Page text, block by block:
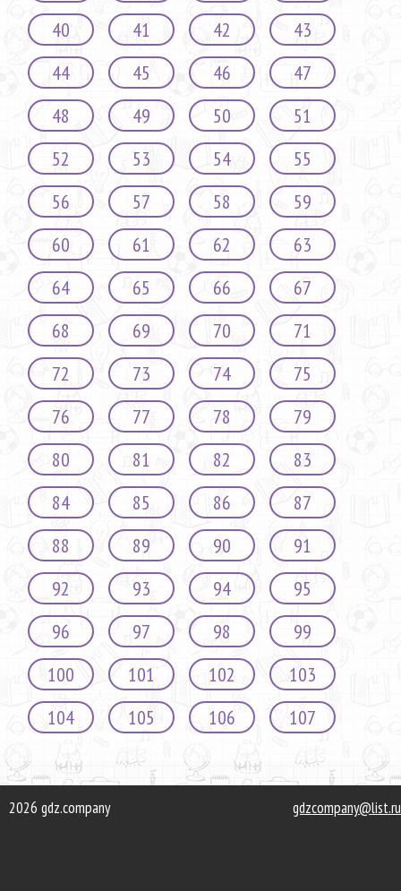
40
41 42
43
44
45 46
47
48
49 50
51
52
53 54
55
56
57 58
59
60
61 62
63
64
65 66
67
68
69 70
71
72
73 74
75
76
77 78
79
80
81 82
83
84
85 86
87
88
89 90
91
92
93 94
95
96
97 98
99
100
101 102
103
104
105 106 107
2026 gdz.company gdzcompany@list.ru